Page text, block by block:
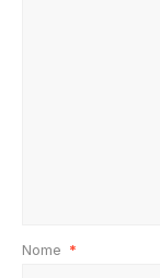
Nome *